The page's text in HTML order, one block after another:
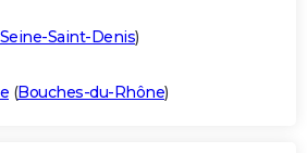
Seine-Saint-Denis)
(Bouches-du-Rhône)